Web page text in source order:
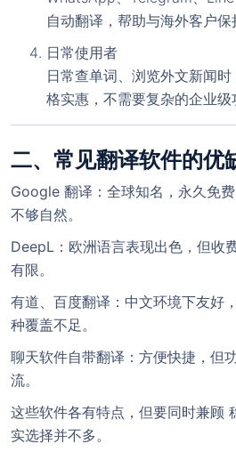
自动翻译，帮助与海外客户保
日常使用者
日常查单词、浏览外文新闻
格实惠，不需要复杂的企业级
二、常见翻译软件的优
Google 翻译 ：全球知名，永久免
不够自然。
DeepL ：欧洲语言表现出色，但收
有限。
有道、百度翻译 ：中文环境下友好
种覆盖不足。
聊天软件自带翻译 ：方便快捷，但
流。
这些软件各有特点，但要同时兼顾
实选择并不多。